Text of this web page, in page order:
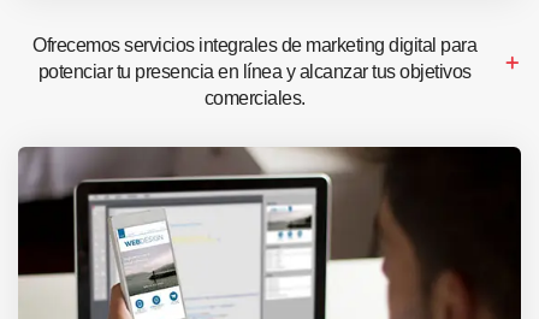
Ofrecemos servicios integrales de marketing digital para
potenciar tu presencia en línea y alcanzar tus objetivos
comerciales.